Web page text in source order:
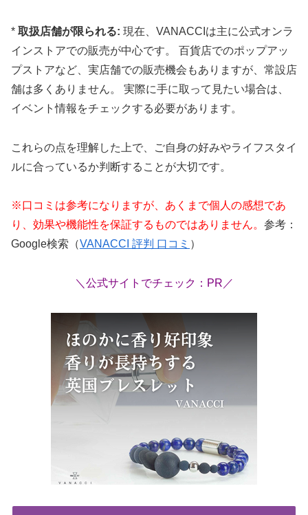
* 取扱店舗が限られる: 現在、VANACCIは主に公式オンラ
インストアでの販売が中心です。 百貨店でのポップアッ
プストアなど、実店舗での販売機会もありますが、常設店
舗は多くありません。 実際に手に取って見たい場合は、
イベント情報をチェックする必要があります。
これらの点を理解した上で、ご自身の好みやライフスタイ
ルに合っているか判断することが大切です。
※口コミは参考になりますが、あくまで個人の感想であ
り、効果や機能性を保証するものではありません。 参考：
Google検索（VANACCI 評判 口コミ ）
＼公式サイトでチェック：PR／